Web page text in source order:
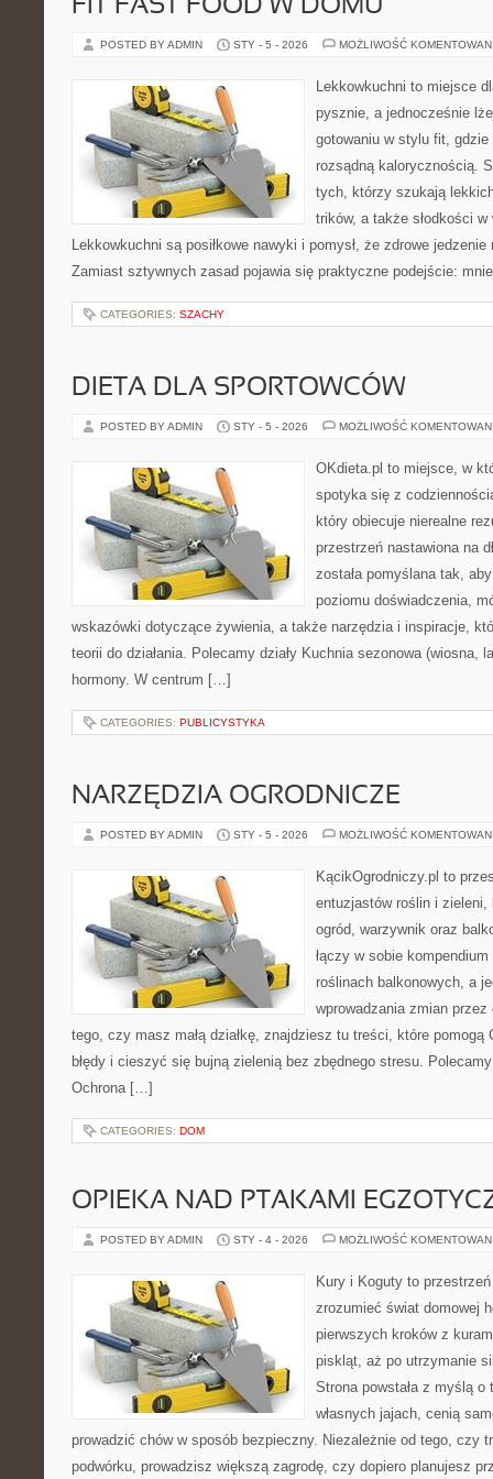
FIT FAST FOOD W DOMU
POSTED BY ADMIN STY - 5 - 2026 MOŻLIWOŚĆ
Lekkowkuchni to miejsce
pysznie, a jednocześnie
gotowaniu w stylu fit,
rozsądną kalorycznością.
tych, którzy szukają
trików, a także słodkości
Lekkowkuchni są posiłkowe nawyki i pomysł, że zdrowe
Zamiast sztywnych zasad pojawia się praktyczne podejście:
CATEGORIES: SZACHY
DIETA DLA SPORTOWCÓW
POSTED BY ADMIN STY - 5 - 2026 MOŻLIWOŚĆ
OKdieta.pl to miejsce, w
spotyka się z
który obiecuje nierealne
przestrzeń nastawiona na
została pomyślana tak,
poziomu doświadczenia,
wskazówki dotyczące żywienia, a także narzędzia i inspiracje,
teorii do działania. Polecamy działy Kuchnia sezonowa (wiosna,
hormony. W centrum […]
CATEGORIES: PUBLICYSTYKA
NARZĘDZIA OGRODNICZE
POSTED BY ADMIN STY - 5 - 2026 MOŻLIWOŚĆ
KącikOgrodniczy.pl to
entuzjastów roślin i
ogród, warzywnik oraz
łączy w sobie
roślinach balkonowych, a
wprowadzania zmian przez
tego, czy masz małą działkę, znajdziesz tu treści, które pomogą
błędy i cieszyć się bujną zielenią bez zbędnego stresu.
Ochrona […]
CATEGORIES: DOM
OPIEKA NAD PTAKAMI
POSTED BY ADMIN STY - 4 - 2026 MOŻLIWOŚĆ
Kury i Koguty to
zrozumieć świat domowej
pierwszych kroków z
piskląt, aż po utrzymanie
Strona powstała z myślą
własnych jajach, cenią
prowadzić chów w sposób bezpieczny. Niezależnie od tego, czy
podwórku, prowadzisz większą zagrodę, czy dopiero planujesz